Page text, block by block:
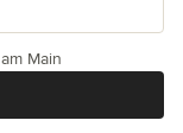
Main